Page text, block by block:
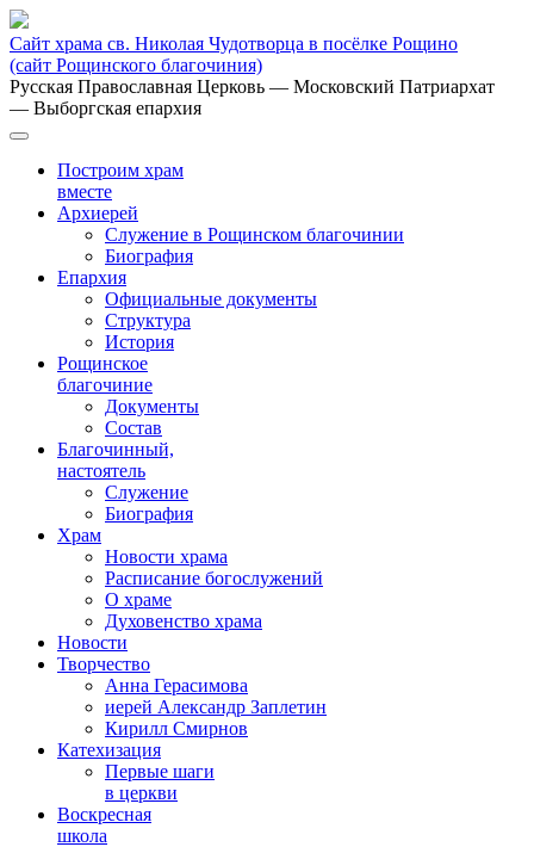
Сайт храма св. Николая Чудотворца в посёлке Рощино
(сайт Рощинского благочиния)
Русская Православная Церковь — Московский Патриархат
— Выборгская епархия
Построим храм
вместе
Архиерей
Служение в Рощинском благочинии
Биография
Епархия
Официальные документы
Структура
История
Рощинское
благочиние
Документы
Состав
Благочинный,
настоятель
Служение
Биография
Храм
Новости храма
Расписание богослужений
О храме
Духовенство храма
Новости
Творчество
Анна Герасимова
иерей Александр Заплетин
Кирилл Смирнов
Катехизация
Первые шаги
в церкви
Воскресная
школа